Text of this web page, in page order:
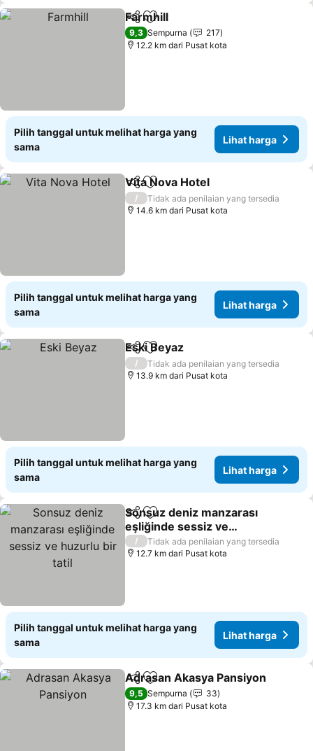
BagikanTambahkan ke favorit
Farmhill
9,3 Sempurna
217
12.2 km dari Pusat kota
Pilih tanggal untuk melihat harga yang
sama
Lihat harga
BagikanTambahkan ke favorit
Vita Nova Hotel
/
Tidak ada penilaian yang tersedia
14.6 km dari Pusat kota
Pilih tanggal untuk melihat harga yang
sama
Lihat harga
BagikanTambahkan ke favorit
Eski Beyaz
/
Tidak ada penilaian yang tersedia
13.9 km dari Pusat kota
Pilih tanggal untuk melihat harga yang
sama
Lihat harga
BagikanTambahkan ke favorit
Sonsuz deniz manzarası
eşliğinde sessiz ve
huzurlu bir tatil
Lihat harga
/
Tidak ada penilaian yang tersedia
12.7 km dari Pusat kota
Pilih tanggal untuk melihat harga yang
sama
Lihat harga
BagikanTambahkan ke favorit
Adrasan Akasya Pansiyon
9,5 Sempurna
33
17.3 km dari Pusat kota